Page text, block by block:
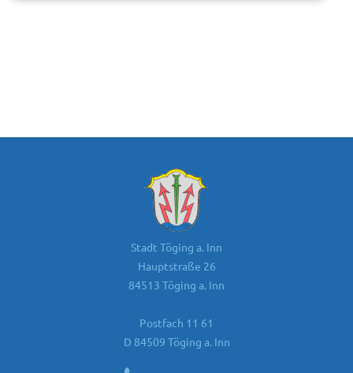
Stadt Töging a. Inn
Hauptstraße 26
84513 Töging a. Inn
Postfach 11 61
D 84509 Töging a. Inn